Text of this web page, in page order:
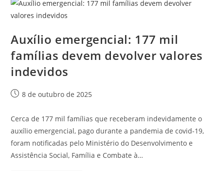
Auxílio emergencial: 177 mil
famílias devem devolver valores
indevidos
8 de outubro de 2025
Cerca de 177 mil famílias que receberam indevidamente o
auxílio emergencial, pago durante a pandemia de covid-19,
foram notificadas pelo Ministério do Desenvolvimento e
Assistência Social, Família e Combate à…